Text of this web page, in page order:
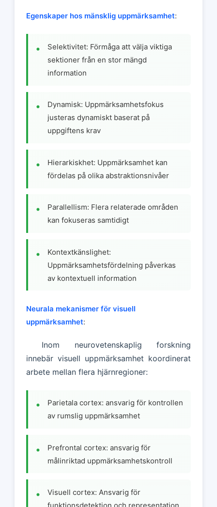
Egenskaper hos mänsklig uppmärksamhet:
Selektivitet: Förmåga att välja viktiga
sektioner från en stor mängd
information
Dynamisk: Uppmärksamhetsfokus
justeras dynamiskt baserat på
uppgiftens krav
Hierarkiskhet: Uppmärksamhet kan
fördelas på olika abstraktionsnivåer
Parallellism: Flera relaterade områden
kan fokuseras samtidigt
Kontextkänslighet:
Uppmärksamhetsfördelning påverkas
av kontextuell information
Neurala mekanismer för visuell
uppmärksamhet:
Inom neurovetenskaplig forskning
innebär visuell uppmärksamhet koordinerat
arbete mellan flera hjärnregioner:
Parietala cortex: ansvarig för kontrollen
av rumslig uppmärksamhet
Prefrontal cortex: ansvarig för
målinriktad uppmärksamhetskontroll
Visuell cortex: Ansvarig för